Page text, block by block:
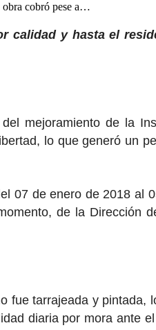
obra cobró pese a…
y hasta el
mejoramiento de la
lo que generó un
07 de enero de 2018 al
de la Dirección
tarrajeada y
diaria por mora ante